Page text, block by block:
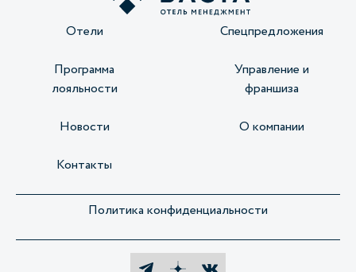
Отели Спецпредложения
Программа
лояльности
Управление и
франшиза
Новости О компании
Контакты
Политика конфиденциальности